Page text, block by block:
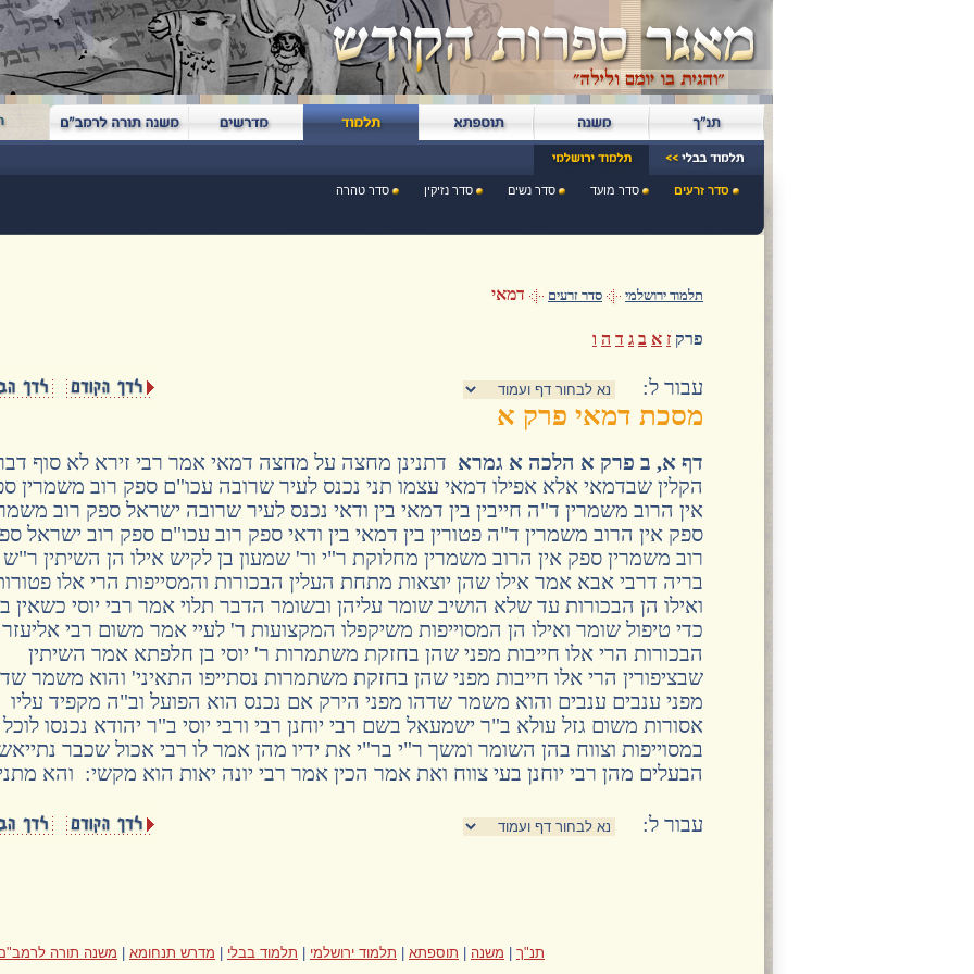
סדר זרעים סדר מועד סדר נשים סדר נזיקין סדר טהרה
תלמוד ירושלמי סדר זרעים דמאי
פרק ז א ב ג ד ה ו
:עבור ל
מסכת דמאי פרק א
דף א, ב פרק א הלכה א גמרא דתנינן מחצה על מחצה דמאי אמר רבי זירא לא סוף
הקלין שבדמאי אלא אפילו דמאי עצמו תני נכנס לעיר שרובה עכו"ם ספק רוב משמרין
אין הרוב משמרין ד"ה חייבין בין דמאי בין ודאי נכנס לעיר שרובה ישראל ספק רוב
ספק אין הרוב משמרין ד"ה פטורין בין דמאי בין ודאי ספק רוב עכו"ם ספק רוב ישראל
רוב משמרין ספק אין הרוב משמרין מחלוקת ר"י ור' שמעון בן לקיש אילו הן השיתין ר"ש
בריה דרבי אבא אמר אילו שהן יוצאות מתחת העלין הבכורות והמסייפות הרי אלו
ואילו הן הבכורות עד שלא הושיב שומר עליהן ובשומר הדבר תלוי אמר רבי יוסי כשאין
כדי טיפול שומר ואילו הן המסוייפות משיקפלו המקצועות ר' לעיי אמר משום רבי אליעזר
הבכורות הרי אלו חייבות מפני שהן בחזקת משתמרות ר' יוסי בן חלפתא אמר השיתין
שבציפורין הרי אלו חייבות מפני שהן בחזקת משתמרות נסתייפו התאיני' והוא משמר
מפני ענבים ענבים והוא משמר שדהו מפני הירק אם נכנס הוא הפועל וב"ה מקפיד עליו
אסורות משום גזל עולא ב"ר ישמעאל בשם רבי יוחנן רבי ורבי יוסי ב"ר יהודא נכנסו לוכל
במסוייפות וצווח בהן השומר ומשך ר"י בר"י את ידיו מהן אמר לו רבי אכול שכבר
הבעלים מהן רבי יוחנן בעי צווח ואת אמר הכין אמר רבי יונה יאות הוא מקשי: והא
:עבור ל
תנ"ך משנה תוספתא תלמוד ירושלמי תלמוד בבלי מדרש תנחומא משנה תורה